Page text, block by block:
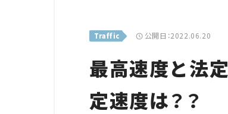
Traffic 公開日：2022.06.20
最高速度と法
定速度は？？